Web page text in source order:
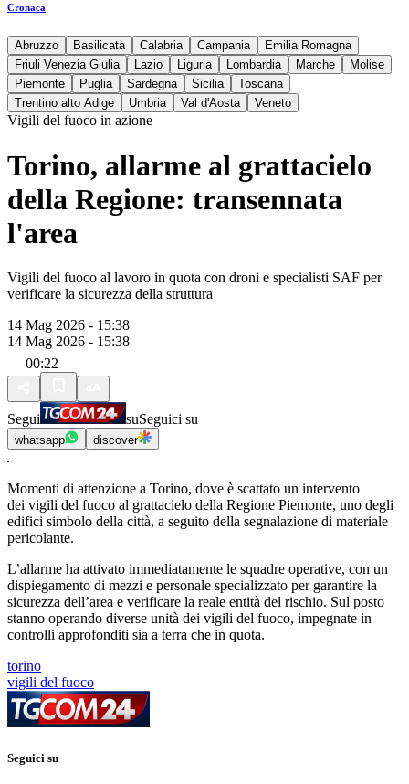
Cronaca
Abruzzo Basilicata Calabria Campania
Emilia Romagna
Friuli Venezia Giulia
Lazio Liguria Lombardia Marche
Molise
Piemonte
Puglia Sardegna Sicilia
Toscana
Trentino alto Adige
Umbria Val d'Aosta Veneto
Vigili del fuoco in azione
Torino, allarme al grattacielo
della Regione: transennata
l'area
Vigili del fuoco al lavoro in quota con droni e specialisti SAF per
verificare la sicurezza della struttura
14 Mag 2026 - 15:38
14 Mag 2026 - 15:38
00:22
Segui suSeguici su
whatsapp discover
Momenti di attenzione a Torino, dove è scattato un intervento
dei vigili del fuoco al grattacielo della Regione Piemonte, uno degli
edifici simbolo della città, a seguito della segnalazione di materiale
pericolante.
L’allarme ha attivato immediatamente le squadre operative, con un
dispiegamento di mezzi e personale specializzato per garantire la
sicurezza dell’area e verificare la reale entità del rischio. Sul posto
stanno operando diverse unità dei vigili del fuoco, impegnate in
controlli approfonditi sia a terra che in quota.
torino
vigili del fuoco
Seguici su